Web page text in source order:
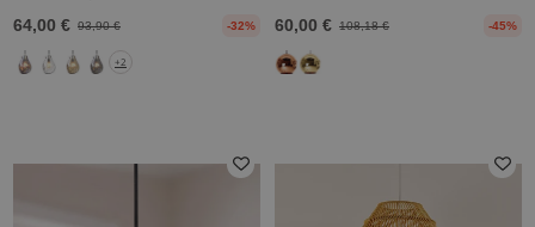
64,00 € 93,90 € -32%
+2
60,00 € 108,18 € -45%